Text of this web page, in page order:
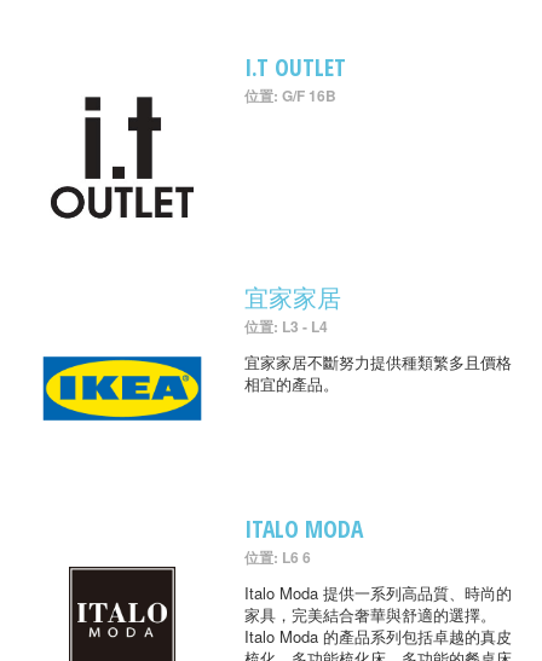
I.T OUTLET
位置: G/F 16B
宜家家居
位置: L3 - L4
宜家家居不斷努力提供種類繁多且價格
相宜的產品。
ITALO MODA
位置: L6 6
Italo Moda 提供一系列高品質、時尚的
家具，完美結合奢華與舒適的選擇。
Italo Moda 的產品系列包括卓越的真皮